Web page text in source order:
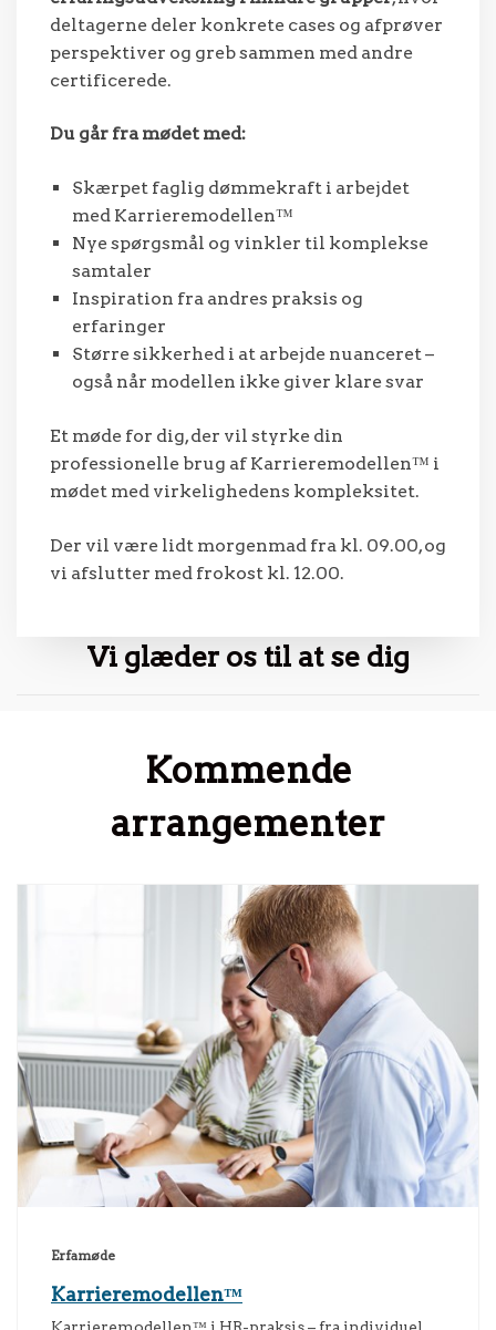
deltagerne deler konkrete cases og afprøver
perspektiver og greb sammen med andre
certificerede.
Du går fra mødet med:
Skærpet faglig dømmekraft i arbejdet
med Karrieremodellen™
Nye spørgsmål og vinkler til komplekse
samtaler
Inspiration fra andres praksis og
erfaringer
Større sikkerhed i at arbejde nuanceret –
også når modellen ikke giver klare svar
Et møde for dig, der vil styrke din
professionelle brug af Karrieremodellen™ i
mødet med virkelighedens kompleksitet.
Der vil være lidt morgenmad fra kl. 09.00, og
vi afslutter med frokost kl. 12.00.
Vi glæder os til at se dig
Kommende
arrangementer
Erfamøde
Karrieremodellen™
Karrieremodellen™ i HR-praksis – fra individuel